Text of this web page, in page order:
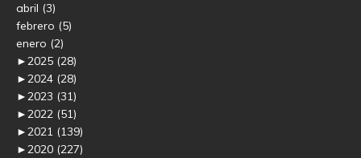
abril (3)
febrero (5)
enero (2)
►2025 (28)
►2024 (28)
►2023 (31)
►2022 (51)
►2021 (139)
►2020 (227)